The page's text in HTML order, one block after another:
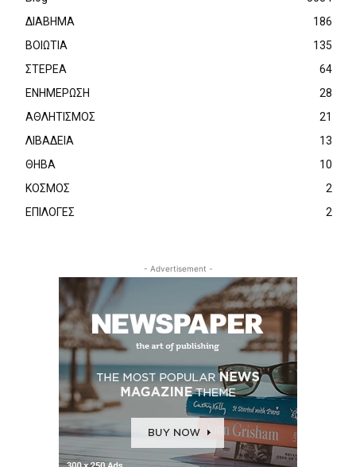
ΔΙΑΒΗΜΑ
186
ΒΟΙΩΤΙΑ
135
ΣΤΕΡΕΑ
64
ΕΝΗΜΕΡΩΣΗ
28
ΑΘΛΗΤΙΣΜΟΣ
21
ΛΙΒΑΔΕΙΑ
13
ΘΗΒΑ
10
ΚΟΣΜΟΣ
2
ΕΠΙΛΟΓΕΣ
2
- Advertisement -